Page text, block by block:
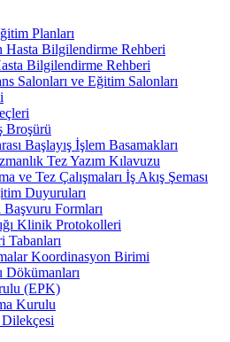
Planları
Hasta Bilgilendirme Rehberi
Bilgilendirme Rehberi
Salonları ve Eğitim Salonları
Broşürü
Başlayış İşlem Basamakları
Tez Yazım Kılavuzu
ve Tez Çalışmaları İş Akış Şeması
Duyuruları
Formları
Klinik Protokolleri
Tabanları
Koordinasyon Birimi
Dökümanları
(EPK)
Kurulu